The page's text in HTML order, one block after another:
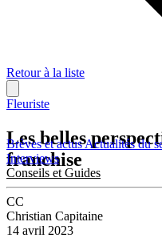
Brèves et actusActualités du
Interviews
Conseils et Guides
Retour à la liste
Fleuriste
Les belles
franchise
CC
Christian Capitaine
14 avril 2023